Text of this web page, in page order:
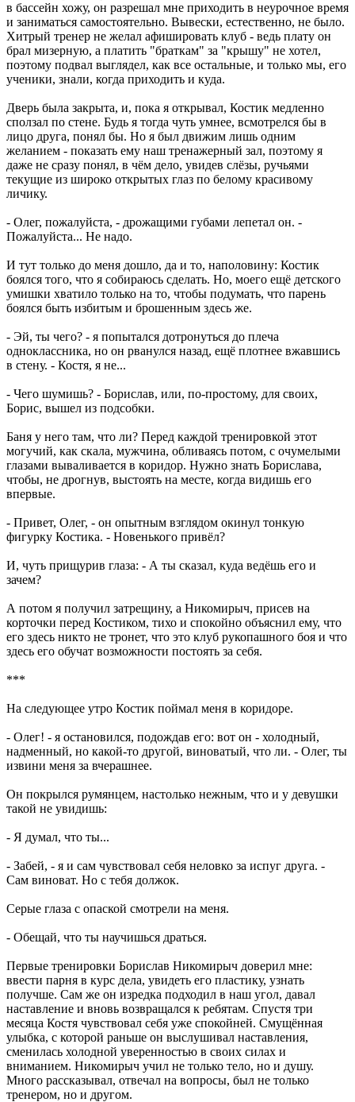
в бассейн хожу, он разрешал мне приходить в неурочное время
и заниматься самостоятельно. Вывески, естественно, не было.
Хитрый тренер не желал афишировать клуб - ведь плату он
брал мизерную, а платить "браткам" за "крышу" не хотел,
поэтому подвал выглядел, как все остальные, и только мы, его
ученики, знали, когда приходить и куда.
Дверь была закрыта, и, пока я открывал, Костик медленно
сползал по стене. Будь я тогда чуть умнее, всмотрелся бы в
лицо друга, понял бы. Но я был движим лишь одним
желанием - показать ему наш тренажерный зал, поэтому я
даже не сразу понял, в чём дело, увидев слёзы, ручьями
текущие из широко открытых глаз по белому красивому
личику.
- Олег, пожалуйста, - дрожащими губами лепетал он. -
Пожалуйста... Не надо.
И тут только до меня дошло, да и то, наполовину: Костик
боялся того, что я собираюсь сделать. Но, моего ещё детского
умишки хватило только на то, чтобы подумать, что парень
боялся быть избитым и брошенным здесь же.
- Эй, ты чего? - я попытался дотронуться до плеча
одноклассника, но он рванулся назад, ещё плотнее вжавшись
в стену. - Костя, я не...
- Чего шумишь? - Борислав, или, по-простому, для своих,
Борис, вышел из подсобки.
Баня у него там, что ли? Перед каждой тренировкой этот
могучий, как скала, мужчина, обливаясь потом, с очумелыми
глазами вываливается в коридор. Нужно знать Борислава,
чтобы, не дрогнув, выстоять на месте, когда видишь его
впервые.
- Привет, Олег, - он опытным взглядом окинул тонкую
фигурку Костика. - Новенького привёл?
И, чуть прищурив глаза: - А ты сказал, куда ведёшь его и
зачем?
А потом я получил затрещину, а Никомирыч, присев на
корточки перед Костиком, тихо и спокойно объяснил ему, что
его здесь никто не тронет, что это клуб рукопашного боя и что
здесь его обучат возможности постоять за себя.
***
На следующее утро Костик поймал меня в коридоре.
- Олег! - я остановился, подождав его: вот он - холодный,
надменный, но какой-то другой, виноватый, что ли. - Олег, ты
извини меня за вчерашнее.
Он покрылся румянцем, настолько нежным, что и у девушки
такой не увидишь:
- Я думал, что ты...
- Забей, - я и сам чувствовал себя неловко за испуг друга. -
Сам виноват. Но с тебя должок.
Серые глаза с опаской смотрели на меня.
- Обещай, что ты научишься драться.
Первые тренировки Борислав Никомирыч доверил мне:
ввести парня в курс дела, увидеть его пластику, узнать
получше. Сам же он изредка подходил в наш угол, давал
наставление и вновь возвращался к ребятам. Спустя три
месяца Костя чувствовал себя уже спокойней. Смущённая
улыбка, с которой раньше он выслушивал наставления,
сменилась холодной уверенностью в своих силах и
вниманием. Никомирыч учил не только тело, но и душу.
Много рассказывал, отвечал на вопросы, был не только
тренером, но и другом.